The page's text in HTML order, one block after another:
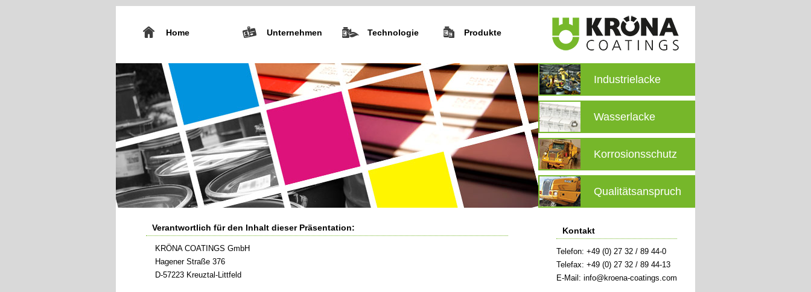
Home Unternehmen Technologie Produkte
Industrielacke
Wasserlacke
Korrosionsschutz
Qualitätsanspruch
Verantwortlich für den Inhalt dieser Präsentation:
KRÖNA COATINGS GmbH
Hagener Straße 376
D-57223 Kreuztal-Littfeld
Kontakt
Telefon: +49 (0) 27 32 / 89 44-0
Telefax: +49 (0) 27 32 / 89 44-13
E-Mail: info@kroena-coatings.com